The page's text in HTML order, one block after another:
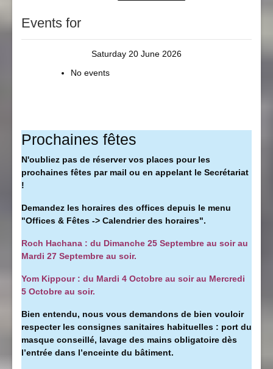
Events for
Saturday 20 June 2026
No events
Prochaines fêtes
N'oubliez pas de réserver vos places pour les
prochaines fêtes par mail ou en appelant le Secrétariat
!
Demandez les horaires des offices depuis le menu
"Offices & Fêtes -> Calendrier des horaires".
Roch Hachana : du Dimanche 25 Septembre au soir au
Mardi 27 Septembre au soir.
Yom Kippour : du Mardi 4 Octobre au soir au Mercredi
5 Octobre au soir.
Bien entendu, nous vous demandons de bien vouloir
respecter les consignes sanitaires habituelles : port du
masque conseillé, lavage des mains obligatoire dès
l’entrée dans l’enceinte du bâtiment.